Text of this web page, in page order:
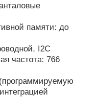
схемы
памяти: до
I2C
частота: 766